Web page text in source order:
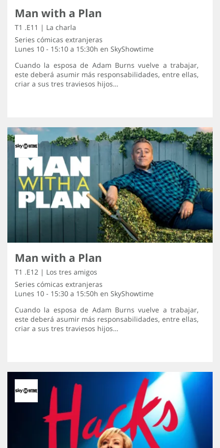
Man with a Plan
T1 .E11 | La charla
Series cómicas extranjeras
Lunes 10 - 15:10 a 15:30h en SkyShowtime
Cuando la esposa de Adam Burns vuelve a trabajar,
este deberá asumir más responsabilidades, entre ellas,
criar a sus tres traviesos hijos…
Man with a Plan
T1 .E12 | Los tres amigos
Series cómicas extranjeras
Lunes 10 - 15:30 a 15:50h en SkyShowtime
Cuando la esposa de Adam Burns vuelve a trabajar,
este deberá asumir más responsabilidades, entre ellas,
criar a sus tres traviesos hijos…